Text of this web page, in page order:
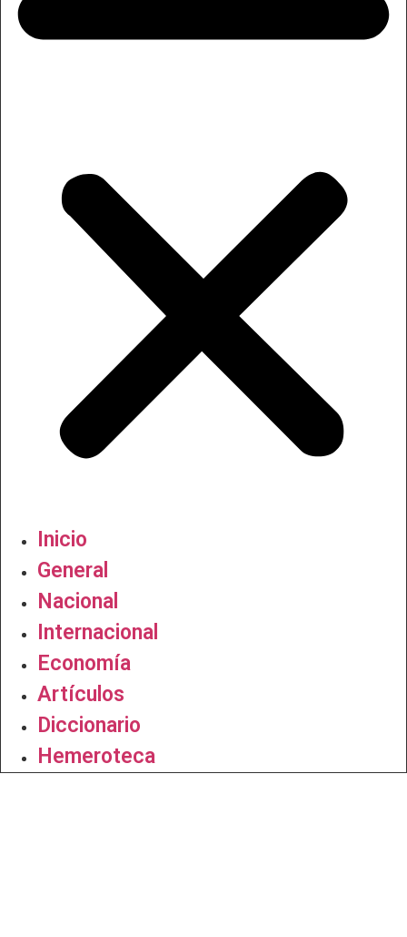
Inicio
General
Nacional
Internacional
Economía
Artículos
Diccionario
Hemeroteca